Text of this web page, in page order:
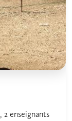
2 enseignants